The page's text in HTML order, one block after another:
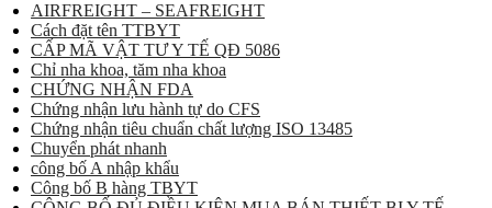
AIRFREIGHT – SEAFREIGHT
Cách đặt tên TTBYT
CẤP MÃ VẬT TƯ Y TẾ QĐ 5086
Chỉ nha khoa, tăm nha khoa
CHỨNG NHẬN FDA
Chứng nhận lưu hành tự do CFS
Chứng nhận tiêu chuẩn chất lượng ISO 13485
Chuyển phát nhanh
công bố A nhập khẩu
Công bố B hàng TBYT